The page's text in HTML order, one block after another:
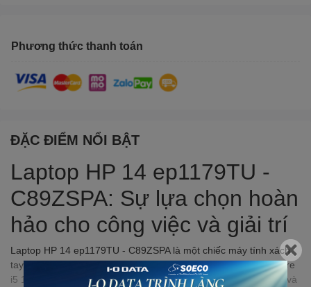
Phương thức thanh toán
ĐẶC ĐIỂM NỔI BẬT
Laptop HP 14 ep1179TU -
C89ZSPA: Sự lựa chọn hoàn
hảo cho công việc và giải trí
Laptop HP 14 ep1179TU - C89ZSPA là một chiếc máy tính xách
tay lý tưởng cho cả công việc và giải trí. Với bộ vi xử lý Intel Core
i5 120U mạnh mẽ, RAM 16GB, ổ cứng SSD 512GB tốc độ cao và